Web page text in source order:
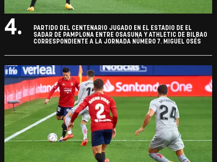
4.
PARTIDO DEL CENTENARIO JUGADO EN EL ESTADIO DE EL
SADAR DE PAMPLONA ENTRE OSASUNA Y ATHLETIC DE BILBAO
CORRESPONDIENTE A LA JORNADA NÚMERO 7. MIGUEL OSÉS